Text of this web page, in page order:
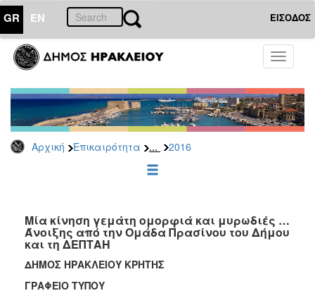
GR EN ΕΙΣΟΔΟΣ
Toggle
Αρχική Επικαιρότητα ... 2016
ΕΠΙΚΑΙΡΟΤΗΤΑ
Τύπου
Αρχείο
2026
2025
2022
2021
2020
2019
Μία κίνηση γεμάτη ομορφιά και μυρωδιές …
Άνοιξης από την Ομάδα Πρασίνου του Δήμου
και τη ΔΕΠΤΑΗ
ΔΗΜΟΣ ΗΡΑΚΛΕΙΟΥ ΚΡΗΤΗΣ
ΓΡΑΦΕΙΟ ΤΥΠΟΥ